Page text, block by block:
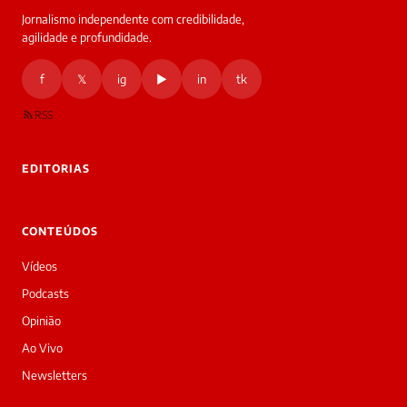
Boa
tarde!
Sou
a
daqui
do
Prime.
Jornalismo independente com credibilidade,
agilidade e profundidade.
f 𝕏 ig ▶ in tk
RSS
EDITORIAS
CONTEÚDOS
Vídeos
Podcasts
Opinião
Ao Vivo
Newsletters